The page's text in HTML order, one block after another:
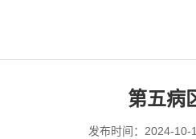
第五病
发布时间：2024-10-